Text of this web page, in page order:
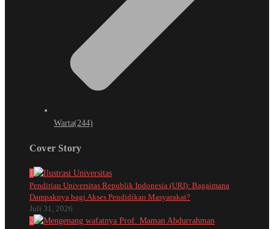
Warta(244)
Cover Story
1
Pendirian Universitas Republik Indonesia (URI): Bagaimana
Dampaknya bagi Akses Pendidikan Masyarakat?
Juli 31, 2026
2